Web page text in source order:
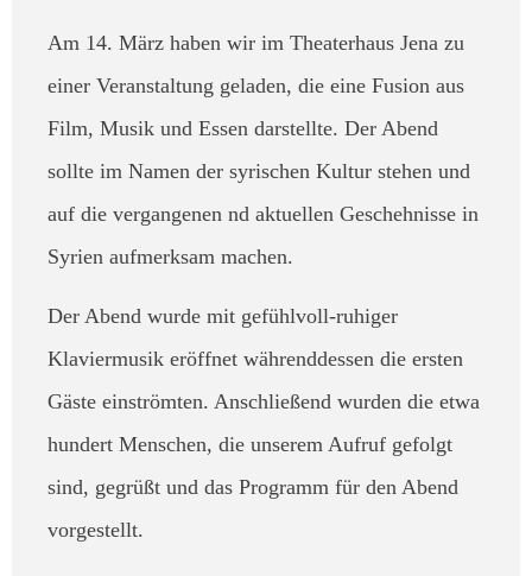
Am 14. März haben wir im Theaterhaus Jena zu
einer Veranstaltung geladen, die eine Fusion aus
Film, Musik und Essen darstellte. Der Abend
sollte im Namen der syrischen Kultur stehen und
auf die vergangenen nd aktuellen Geschehnisse in
Syrien aufmerksam machen.
Der Abend wurde mit gefühlvoll-ruhiger
Klaviermusik eröffnet währenddessen die ersten
Gäste einströmten. Anschließend wurden die etwa
hundert Menschen, die unserem Aufruf gefolgt
sind, gegrüßt und das Programm für den Abend
vorgestellt.